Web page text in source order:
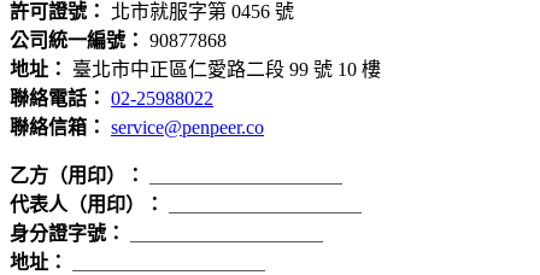
許可證號：
北市就服字第 0456 號
公司統一編號： 90877868
地址：
臺北市中正區仁愛路二段 99 號 10 樓
聯絡電話： 02-25988022
聯絡信箱： service@penpeer.co
乙方（用印）：
代表人（用印）：
身分證字號：
地址：